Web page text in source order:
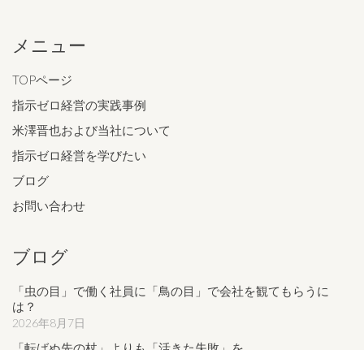
メニュー
TOPページ
指示ゼロ経営の実践事例
米澤晋也および当社について
指示ゼロ経営を学びたい
ブログ
お問い合わせ
ブログ
「虫の目」で働く社員に「鳥の目」で会社を観てもらうに
は？
2026年8月7日